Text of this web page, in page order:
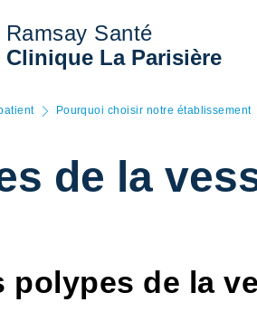
Ramsay Santé
Clinique La Parisière
Pourquoi choisir notre établissement
de la
polypes de la